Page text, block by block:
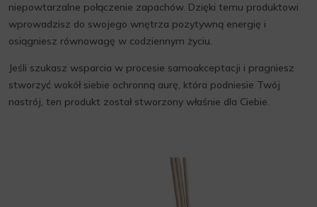
niepowtarzalne połączenie zapachów. Dzięki temu produktowi
wprowadzisz do swojego wnętrza pozytywną energię i
osiągniesz równowagę w codziennym życiu.
Jeśli szukasz wsparcia w procesie samoakceptacji i pragniesz
stworzyć wokół siebie ochronną aurę, która podniesie Twój
nastrój, ten produkt został stworzony właśnie dla Ciebie.